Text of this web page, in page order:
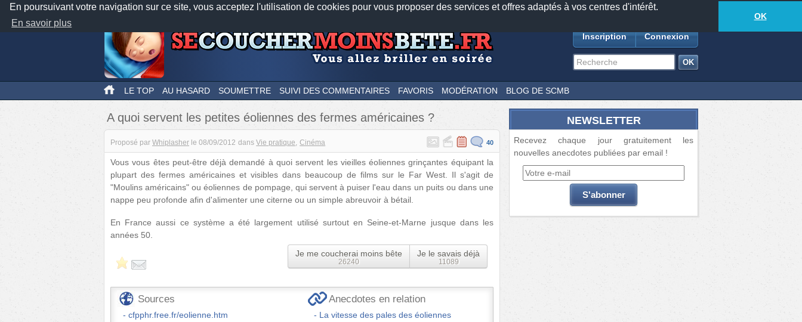
En poursuivant votre navigation sur ce site, vous acceptez l'utilisation de cookies pour vous proposer des services et offres adaptés à vos centres d'intérêt.
En savoir plus
OK
Nos applications mobiles Newsletter Facebook
TwitterFeeds18877anecdotes-334lecteurs connectés
Inscription Connexion
LE TOP AU HASARD SOUMETTRE SUIVI DES COMMENTAIRES FAVORIS MODÉRATION BLOG DE SCMB
A quoi servent les petites éoliennes des fermes américaines ?
Proposé par Whiplasher le 08/09/2012 dans Vie pratique Cinéma 40
Vous vous êtes peut-être déjà demandé à quoi servent les vieilles éoliennes grinçantes équipant la
plupart des fermes américaines et visibles dans beaucoup de films sur le Far West. Il s'agit de
"Moulins américains" ou éoliennes de pompage, qui servent à puiser l'eau dans un puits ou dans une
nappe peu profonde afin d'alimenter une citerne ou un simple abreuvoir à bétail.
En France aussi ce système a été largement utilisé surtout en Seine-et-Marne jusque dans les
années 50.
Je me coucherai moins bête
26240
Je le savais déjà
11089
Sources
cfpphr.free.fr/eolienne.htm
Anecdotes en relation
La vitesse des pales des éoliennes
NEWSLETTER
Recevez chaque jour gratuitement les
nouvelles anecdotes publiées par email !